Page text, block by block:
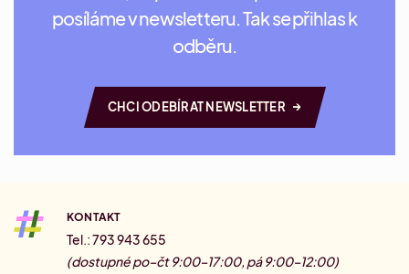
posíláme v newsletteru. Tak se přihlas k
odběru.
CHCI ODEBÍRAT NEWSLETTER →
KONTAKT
Tel.: 793 943 655
(dostupné po–čt 9:00–17:00, pá 9:00–12:00)